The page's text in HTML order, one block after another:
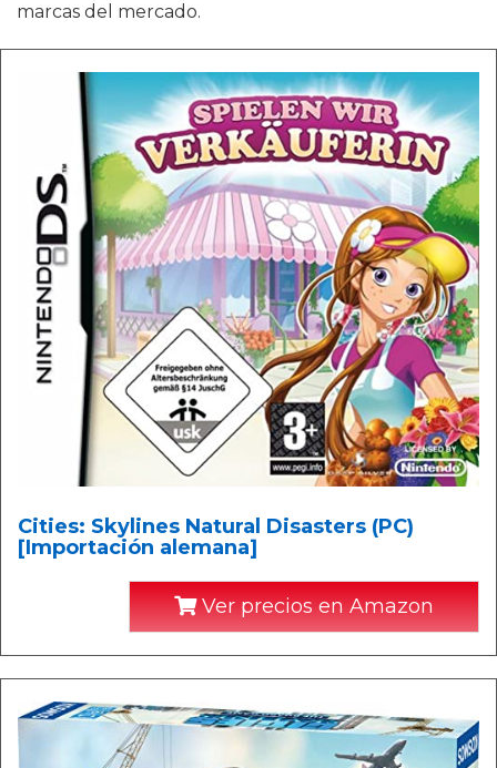
marcas del mercado.
Cities: Skylines Natural Disasters (PC)
[Importación alemana]
Ver precios en Amazon